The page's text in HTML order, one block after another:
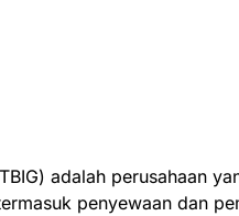
adalah perusahaan
penyewaan dan